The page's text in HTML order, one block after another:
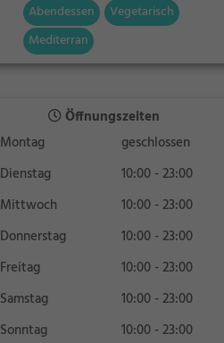
Abendessen
Vegetarisch
Mediterran
Öffnungszeiten
Montag
geschlossen
Dienstag
10:00 - 23:00
Mittwoch
10:00 - 23:00
Donnerstag
10:00 - 23:00
Freitag
10:00 - 23:00
Samstag
10:00 - 23:00
Sonntag
10:00 - 23:00